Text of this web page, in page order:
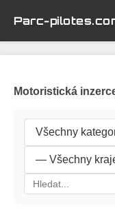
Parc-
Motoristická